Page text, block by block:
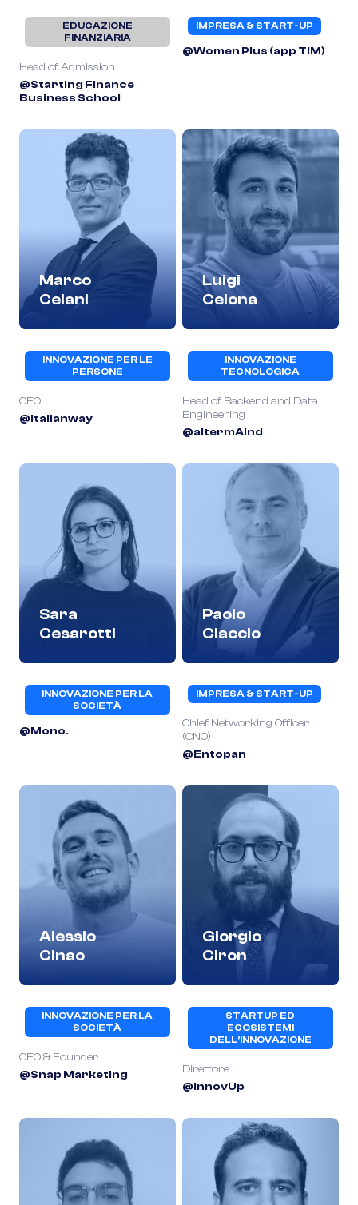
EDUCAZIONE
FINANZIARIA
Head of Admission
@Starting Finance
Business School
IMPRESA & START-UP
@Women Plus (app TIM)
Marco
Celani
INNOVAZIONE PER LE
PERSONE
CEO
@Italianway
Luigi
Celona
INNOVAZIONE
TECNOLOGICA
Head of Backend and Data
Engineering
@altermAInd
Sara
Cesarotti
INNOVAZIONE PER LA
SOCIETÀ
@Mono.
Paolo
Ciaccio
IMPRESA & START-UP
Chief Networking Officer
(CNO)
@Entopan
Alessio
Cinao
INNOVAZIONE PER LA
SOCIETÀ
CEO & Founder
@Snap Marketing
Giorgio
Ciron
STARTUP ED
ECOSISTEMI
DELL’INNOVAZIONE
Direttore
@InnovUp